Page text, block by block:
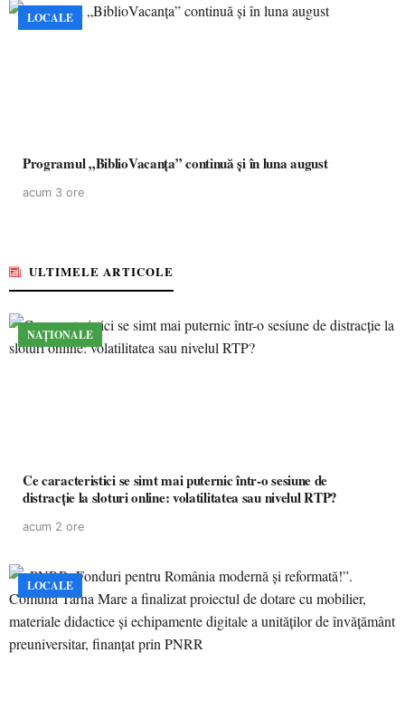
LOCALE
Programul „BiblioVacanța” continuă și în luna august
acum 3 ore
ULTIMELE ARTICOLE
NAȚIONALE
Ce caracteristici se simt mai puternic într-o sesiune de
distracție la sloturi online: volatilitatea sau nivelul RTP?
acum 2 ore
LOCALE